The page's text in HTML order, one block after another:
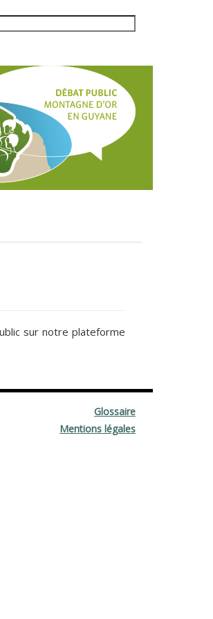
sur notre plateforme
Glossaire
Mentions légales